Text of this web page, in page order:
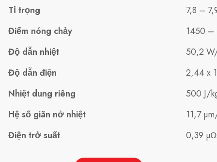
Tỉ trọng
7,8 –
Điểm nóng chảy
1450 –
Độ dẫn nhiệt
50,2
Độ dẫn điện
2,44 x
Nhiệt dung riêng
500 J/
Hệ số giãn nở nhiệt
11,7
Điện trở suất
0,39